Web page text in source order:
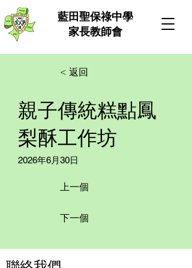
​藍田聖保祿中學
家長教師會
< 返回
上一個
親子傳統糕點鳳
梨酥工作坊
2026年6月30日
下一個